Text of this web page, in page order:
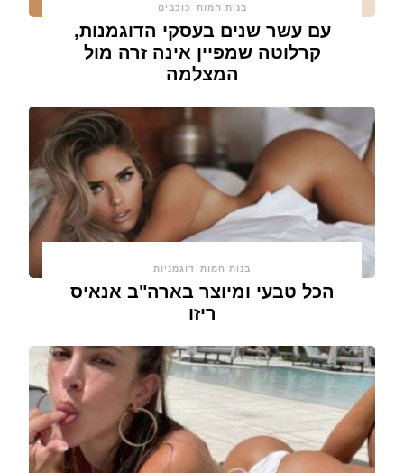
בנות חמות כוכבים
עם עשר שנים בעסקי הדוגמנות,
קרלוטה שמפיין אינה זרה מול
המצלמה
בנות חמות דוגמניות
הכל טבעי ומיוצר בארה"ב אנאיס
ריזו